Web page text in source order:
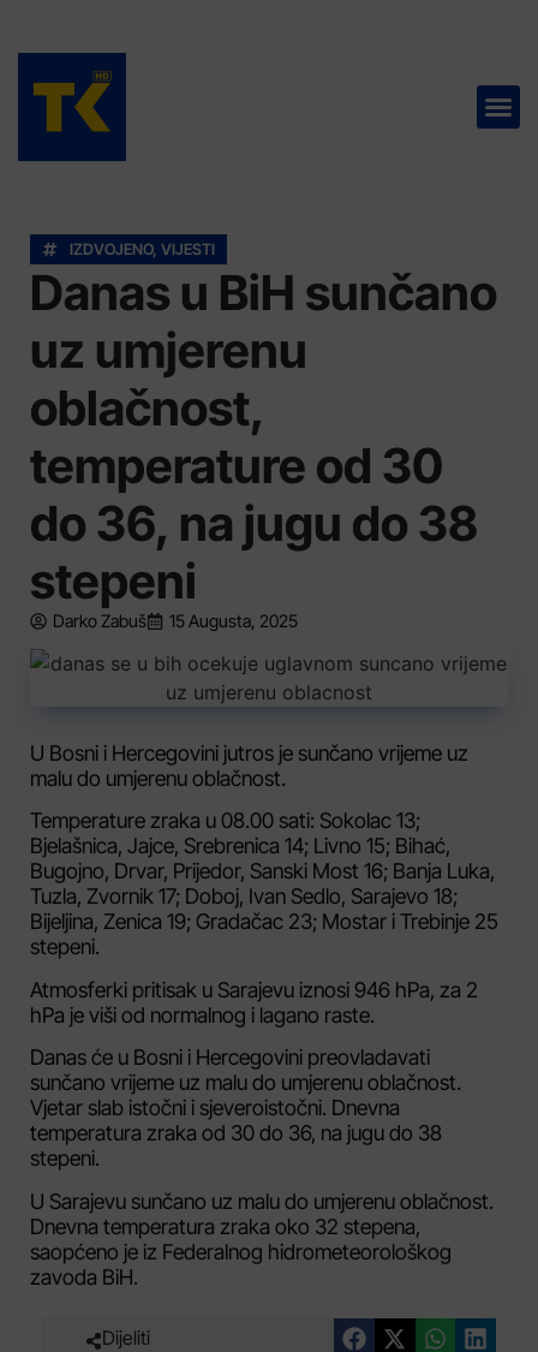
IZDVOJENO, VIJESTI
Danas u BiH sunčano
uz umjerenu
oblačnost,
temperature od 30
do 36, na jugu do 38
stepeni
Darko Zabuš 15 Augusta, 2025
U Bosni i Hercegovini jutros je sunčano vrijeme uz
malu do umjerenu oblačnost.
Temperature zraka u 08.00 sati: Sokolac 13;
Bjelašnica, Jajce, Srebrenica 14; Livno 15; Bihać,
Bugojno, Drvar, Prijedor, Sanski Most 16; Banja Luka,
Tuzla, Zvornik 17; Doboj, Ivan Sedlo, Sarajevo 18;
Bijeljina, Zenica 19; Gradačac 23; Mostar i Trebinje 25
stepeni.
Atmosferki pritisak u Sarajevu iznosi 946 hPa, za 2
hPa je viši od normalnog i lagano raste.
Danas će u Bosni i Hercegovini preovladavati
sunčano vrijeme uz malu do umjerenu oblačnost.
Vjetar slab istočni i sjeveroistočni. Dnevna
temperatura zraka od 30 do 36, na jugu do 38
stepeni.
U Sarajevu sunčano uz malu do umjerenu oblačnost.
Dnevna temperatura zraka oko 32 stepena,
saopćeno je iz Federalnog hidrometeorološkog
zavoda BiH.
Dijeliti